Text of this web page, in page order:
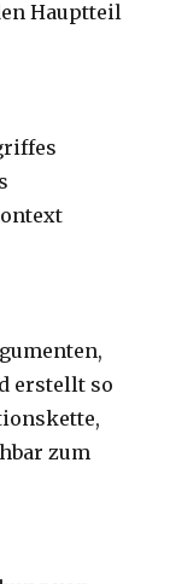
Hauptteil
erstellt so
zum